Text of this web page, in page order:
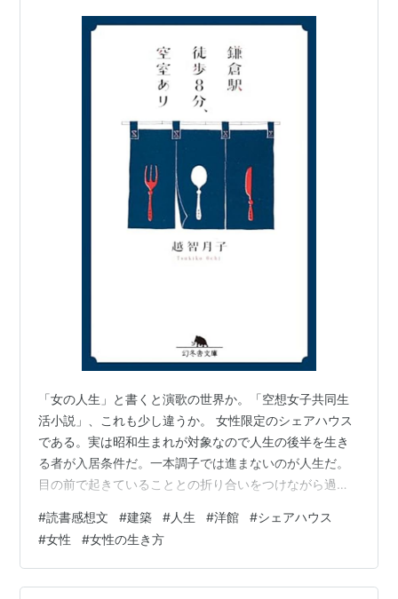
「女の人生」と書くと演歌の世界か。「空想女子共同生
活小説」、これも少し違うか。 女性限定のシェアハウス
である。実は昭和生まれが対象なので人生の後半を生き
る者が入居条件だ。一本調子では進まないのが人生だ。
目の前で起きていることとの折り合いをつけながら過ご
理不尽さを受け入れたりすることにも限度がある。そこ
で登場するのが、転機としてシェアハウスであり、シェ
アハウスによる人生の転機だ。 コミュニティを成立させ
る空間としての「大正時代に建てられた古い洋館」につ
#読書感想文 #建築 #人生 #洋館 #シェアハウス
#女性 #女性の生き方